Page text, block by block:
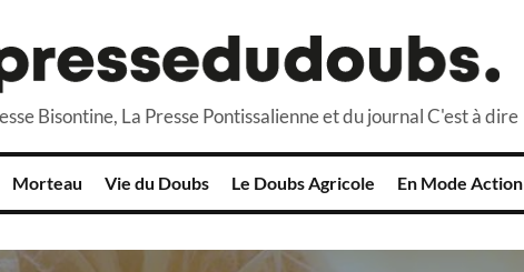
Bisontine, La Presse Pontissalienne et du journal C'est à dire
Morteau Vie du Doubs Le Doubs Agricole En Mode Action